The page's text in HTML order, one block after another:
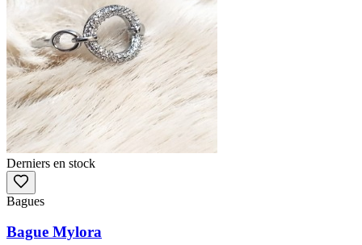
Derniers en stock
Bagues
Bague Mylora